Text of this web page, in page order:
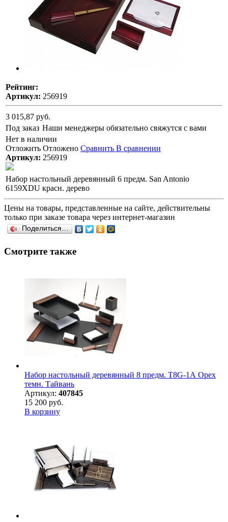
Рейтинг:
Артикул: 256919
3 015,87 руб.
Под заказ Наши менеджеры обязательно свяжутся с вами
Нет в наличии
Отложить Отложено Сравнить В сравнении
Артикул: 256919
Набор настольный деревянный 6 предм. San Antonio
6159XDU красн. дерево
Цены на товары, представленные на сайте, действительны
только при заказе товара через интернет-магазин
Поделиться…
Смотрите также
Набор настольный деревянный 8 предм. T8G-1А Орех
темн. Тайвань
Артикул: 407845
15 200 руб.
В корзину